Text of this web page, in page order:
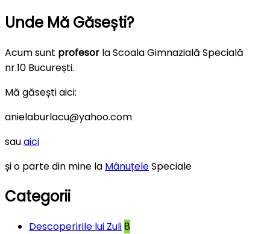
Unde Mă Găsești?
Acum sunt profesor la Scoala Gimnazială Specială
nr.10 București.
Mă găsești aici:
anielaburlacu@yahoo.com
sauaici
și o parte din mine la MânuțeleSpeciale
Categorii
Descoperirile lui Zuli8